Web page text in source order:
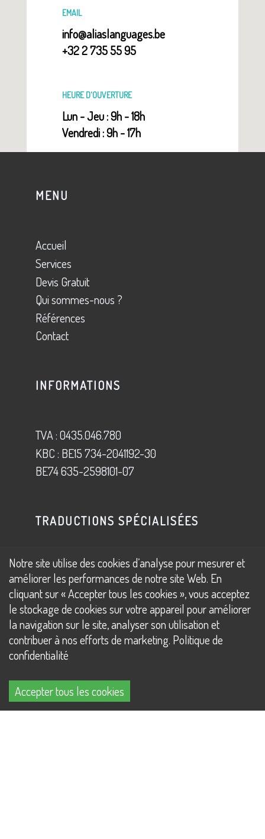
Notre site utilise des cookies d’analyse pour mesurer et
améliorer les performances de notre site Web. En
cliquant sur « Accepter tous les cookies », vous acceptez
le stockage de cookies sur votre appareil pour améliorer
la navigation sur le site, analyser son utilisation et
contribuer à nos efforts de marketing. Politique de
confidentialité
Accepter tous les cookies
EMAIL
info@aliaslanguages.be
+32 2 735 55 95
HEURE D'OUVERTURE
Lun - Jeu : 9h - 18h
Vendredi : 9h - 17h
MENU
Accueil
Services
Devis Gratuit
Qui sommes-nous ?
Références
Contact
INFORMATIONS
TVA : 0435.046.780
KBC : BE15 734-2041192-30
BE74 635-2598101-07
TRADUCTIONS SPÉCIALISÉES
Traduction Juridique
Traduction Pharmaceutique
Relecture de traduction automatique
Traduction Assermentée
Traduction Technique
Traduction de sous-titres
Traduction Commerciale
Traduction Touristique
Traduction Financière